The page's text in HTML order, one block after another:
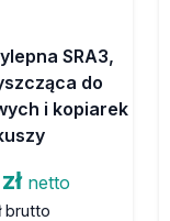
SRA3,
do
i kopiarek
netto
brutto